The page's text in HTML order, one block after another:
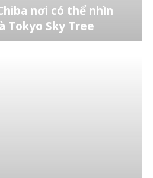
nơi có thể nhìn
Tokyo Sky Tree